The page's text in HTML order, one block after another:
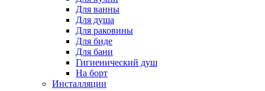
Для ванны
Для душа
Для раковины
Для биде
Для бани
Гигиенический душ
На борт
Инсталляции